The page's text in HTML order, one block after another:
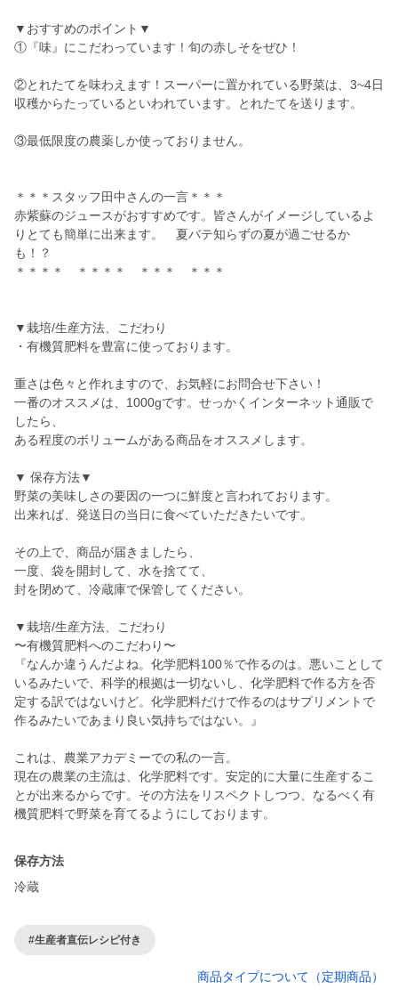
▼おすすめのポイント▼
①『味』にこだわっています！旬の赤しそをぜひ！
②とれたてを味わえます！スーパーに置かれている野菜は、3~4日
収穫からたっているといわれています。とれたてを送ります。
③最低限度の農薬しか使っておりません。
＊＊＊スタッフ田中さんの一言＊＊＊
赤紫蘇のジュースがおすすめです。皆さんがイメージしているよ
りとても簡単に出来ます。 夏バテ知らずの夏が過ごせるか
も！？
＊＊＊＊ ＊＊＊＊ ＊＊＊ ＊＊＊
▼栽培/生産方法、こだわり
・有機質肥料を豊富に使っております。
重さは色々と作れますので、お気軽にお問合せ下さい！
一番のオススメは、1000gです。せっかくインターネット通販で
したら、
ある程度のボリュームがある商品をオススメします。
▼ 保存方法▼
野菜の美味しさの要因の一つに鮮度と言われております。
出来れば、発送日の当日に食べていただきたいです。
その上で、商品が届きましたら、
一度、袋を開封して、水を捨てて、
封を閉めて、冷蔵庫で保管してください。
▼栽培/生産方法、こだわり
〜有機質肥料へのこだわり〜
『なんか違うんだよね。化学肥料100％で作るのは。悪いことして
いるみたいで、科学的根拠は一切ないし、化学肥料で作る方を否
定する訳ではないけど。化学肥料だけで作るのはサプリメントで
作るみたいであまり良い気持ちではない。』
これは、農業アカデミーでの私の一言。
現在の農業の主流は、化学肥料です。安定的に大量に生産するこ
とが出来るからです。その方法をリスペクトしつつ、なるべく有
保存方法
冷蔵
#生産者直伝レシピ付き
商品タイプについて（定期商品）